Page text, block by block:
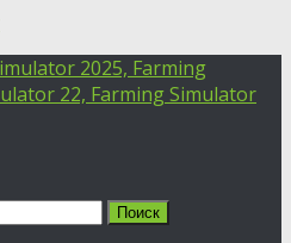
2025, Farming
22, Farming Simulator